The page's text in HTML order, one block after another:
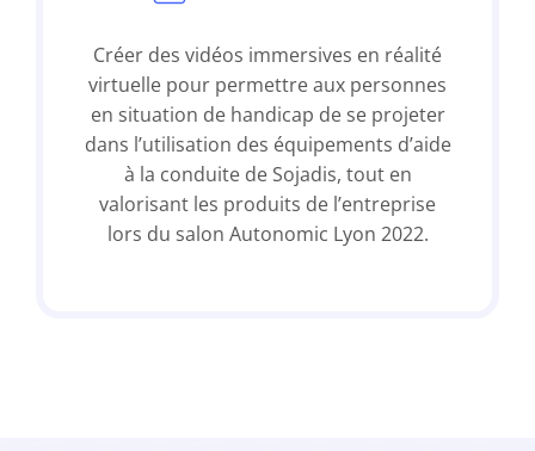
Créer des vidéos immersives en réalité
virtuelle pour permettre aux personnes
en situation de handicap de se projeter
dans l’utilisation des équipements d’aide
à la conduite de Sojadis, tout en
valorisant les produits de l’entreprise
lors du salon Autonomic Lyon 2022.